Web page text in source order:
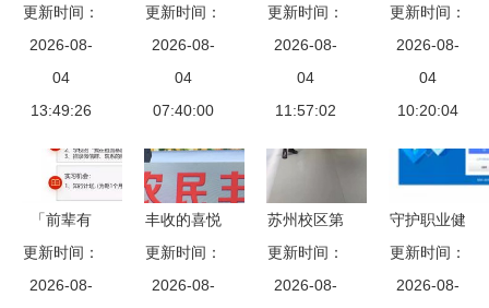
就业指导·
创业教育宣
传月活动圆
满闭幕
更新时间：
2026-08-
04
13:49:26
100家欠薪
企业黑名单
长治市11起
不法行为引
更新时间：
2026-08-
04
07:40:00
之后 第一
学历辨析与
职业攻略
更新时间：
2026-08-
04
11:57:02
业人员可自
愿缴存使用
住房公积金
全国率先
更新时间：
2026-08-
04
10:20:04
「前辈有
约」人文社
科类求职分
更新时间：
2026-08-
丰收的喜悦
与振兴的脉
搏——记华
更新时间：
2026-08-
苏州校区第
六期“职海
引航”计划
更新时间：
2026-08-
守护职业健
康 我们在
行动 三重
更新时间：
2026-08-